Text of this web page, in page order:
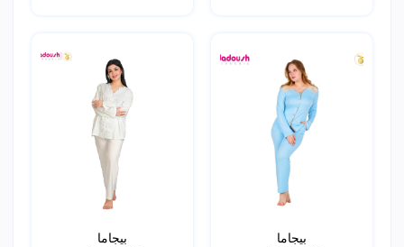
بيجاما بيجاما